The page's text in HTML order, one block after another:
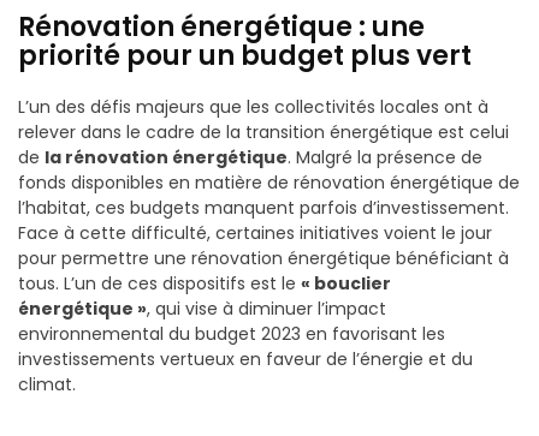
Rénovation énergétique : une
priorité pour un budget plus vert
L’un des défis majeurs que les collectivités locales ont à
relever dans le cadre de la transition énergétique est celui
de la rénovation énergétique. Malgré la présence de
fonds disponibles en matière de rénovation énergétique de
l’habitat, ces budgets manquent parfois d’investissement.
Face à cette difficulté, certaines initiatives voient le jour
pour permettre une rénovation énergétique bénéficiant à
tous. L’un de ces dispositifs est le « bouclier
énergétique », qui vise à diminuer l’impact
environnemental du budget 2023 en favorisant les
investissements vertueux en faveur de l’énergie et du
climat.